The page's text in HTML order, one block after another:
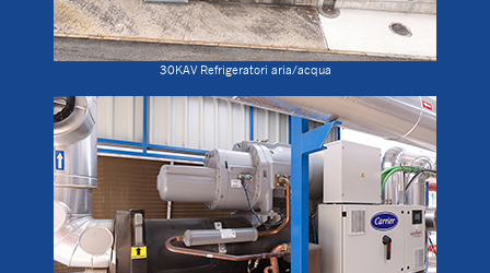
30KAV Refrigeratori aria/acqua